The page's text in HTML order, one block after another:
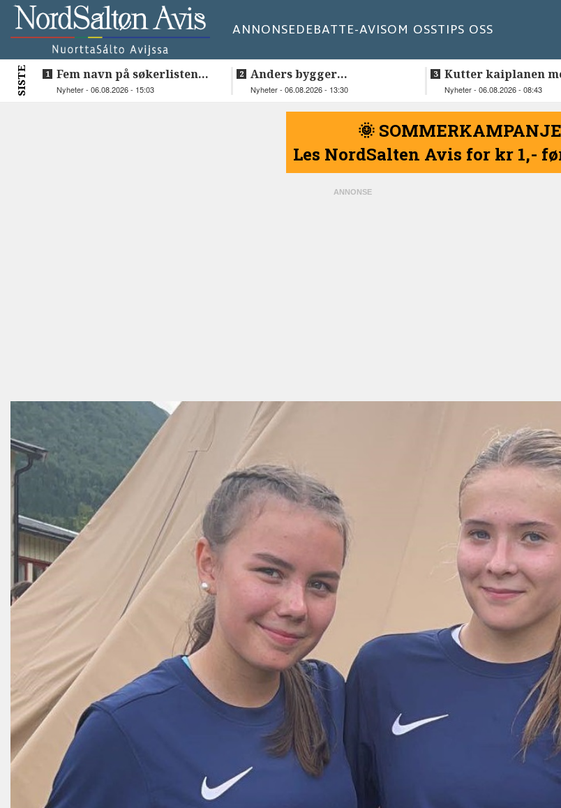
ANNONSEDEBATTE-AVISOM OSSTIPS OSS
SISTE
Fem navn på søkerlisten
til toppjobben i
Nyheter - 06.08.2026 - 15:03
Anders bygger
teknologiselskap fra
Nyheter - 06.08.2026 - 13:30
Kutter kaiplanen
flere hundre
Nyheter - 06.08.2026 - 08:43
🌞
Les NordSalten Avis for kr 1,-